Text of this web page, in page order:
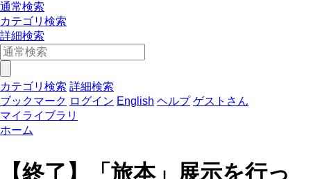
通常検索
カテゴリ検索
詳細検索
カテゴリ検索 詳細検索
ブックマーク ログイン English ヘルプ ゲストさん
マイライブラリ
ホーム
【終了】「旅本」展示を行っ